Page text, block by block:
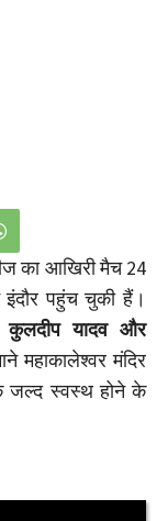
का आखिरी मैच 24
इंदौर पहुंच चुकी हैं।
कुलदीप यादव और
मंदिर
जल्द स्वस्थ होने के